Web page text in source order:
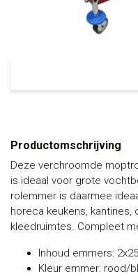
Productomschrijving
Deze verchroomde
is ideaal voor grote
rolemmer is daarmee
horeca keukens, kantines,
kleedruimtes. Compleet
Inhoud emmers:
Kleur emmer: rood/